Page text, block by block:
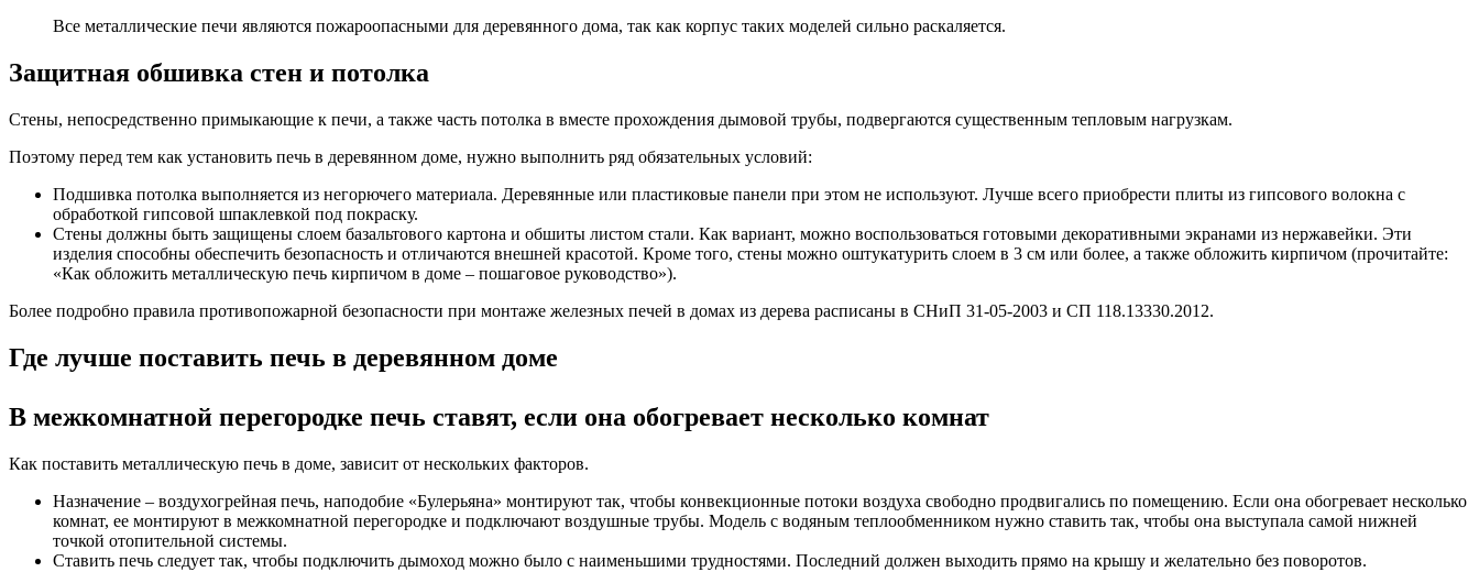
Все металлические печи являются пожароопасными для деревянного дома, так как корпус таких моделей сильно раскаляется.
Защитная обшивка стен и потолка
Стены, непосредственно примыкающие к печи, а также часть потолка в вместе прохождения дымовой трубы, подвергаются существенным тепловым нагрузкам.
Поэтому перед тем как установить печь в деревянном доме, нужно выполнить ряд обязательных условий:
Подшивка потолка выполняется из негорючего материала. Деревянные или пластиковые панели при этом не используют. Лучше всего приобрести плиты из гипсового волокна с
обработкой гипсовой шпаклевкой под покраску.
Стены должны быть защищены слоем базальтового картона и обшиты листом стали. Как вариант, можно воспользоваться готовыми декоративными экранами из нержавейки. Эти
изделия способны обеспечить безопасность и отличаются внешней красотой. Кроме того, стены можно оштукатурить слоем в 3 см или более, а также обложить кирпичом (прочитайте:
«Как обложить металлическую печь кирпичом в доме – пошаговое руководство»).
Более подробно правила противопожарной безопасности при монтаже железных печей в домах из дерева расписаны в СНиП 31-05-2003 и СП 118.13330.2012.
Где лучше поставить печь в деревянном доме
В межкомнатной перегородке печь ставят, если она обогревает несколько комнат
Как поставить металлическую печь в доме, зависит от нескольких факторов.
Назначение – воздухогрейная печь, наподобие «Булерьяна» монтируют так, чтобы конвекционные потоки воздуха свободно продвигались по помещению. Если она обогревает несколько
комнат, ее монтируют в межкомнатной перегородке и подключают воздушные трубы. Модель с водяным теплообменником нужно ставить так, чтобы она выступала самой нижней
точкой отопительной системы.
Ставить печь следует так, чтобы подключить дымоход можно было с наименьшими трудностями. Последний должен выходить прямо на крышу и желательно без поворотов.